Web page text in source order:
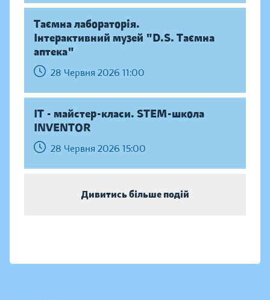
Таємна лабораторія.
Інтерактивний музей "D.S. Таємна
аптека"
28 Червня 2026 11:00
IT - майстер-класи. STEM-школа
INVENTOR
28 Червня 2026 15:00
Дивитись більше подій